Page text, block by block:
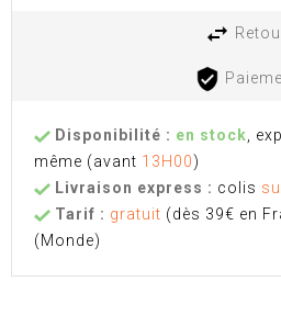
Disponibilité : en stock,
même (avant 13H00)
Livraison express : colis
Tarif : gratuit (dès 39€ en
(Monde)